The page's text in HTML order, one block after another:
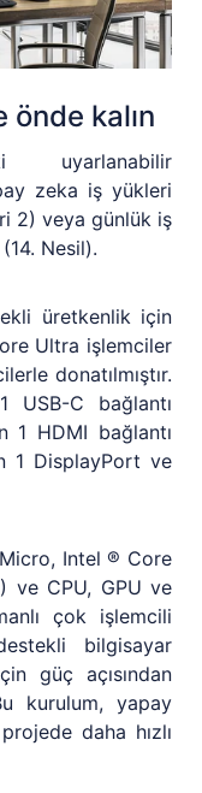
önde kalın
uyarlanabilir
zeka iş yükleri
2) veya günlük iş
Nesil).
üretkenlik için
Ultra işlemciler
donatılmıştır.
USB-C bağlantı
1 HDMI bağlantı
1 DisplayPort ve
Intel ® Core
ve CPU, GPU ve
çok işlemcili
bilgisayar
güç açısından
kurulum, yapay
daha hızlı